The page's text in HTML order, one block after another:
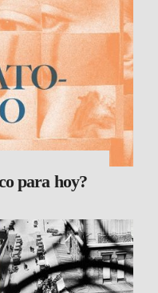
para hoy?